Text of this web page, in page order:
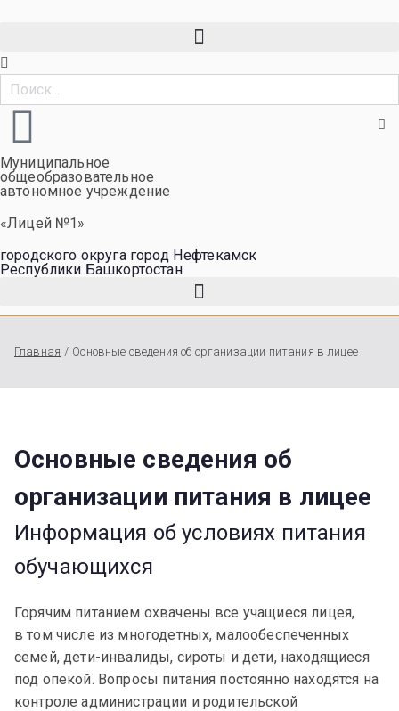
Муниципальное
общеобразовательное
автономное учреждение
«Лицей №1»
городского округа город Нефтекамск
Республики Башкортостан
Главная Основные сведения об организации питания в лицее
Основные сведения об
организации питания в лицее
Информация об условиях питания
обучающихся
Горячим питанием охвачены все учащиеся лицея,
в том числе из многодетных, малообеспеченных
семей, дети-инвалиды, сироты и дети, находящиеся
под опекой. Вопросы питания постоянно находятся на
контроле администрации и родительской